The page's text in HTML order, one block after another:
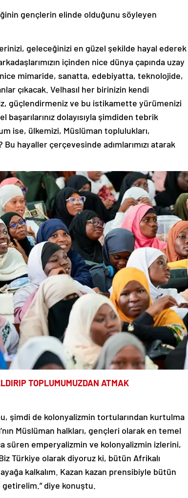
gençlerin elinde olduğunu söyleyen
geleceğinizi en güzel şekilde hayal ederek
içinden nice dünya çapında uzay
nice mimaride, sanatta, edebiyatta, teknolojide,
çıkacak. Velhasıl her birinizin kendi
güçlendirmeniz ve bu istikamette yürümenizi
dolayısıyla şimdiden tebrik
ise, ülkemizi, Müslüman toplulukları,
hayaller çerçevesinde adımlarımızı atarak
TOPLUMUMUZDAN ATMAK
şimdi de kolonyalizmin tortularından kurtulma
Müslüman halkları, gençleri olarak en temel
süren emperyalizmin ve kolonyalizmin izlerini,
Türkiye olarak diyoruz ki, bütün Afrikalı
kalkalım. Kazan kazan prensibiyle bütün
diye konuştu.